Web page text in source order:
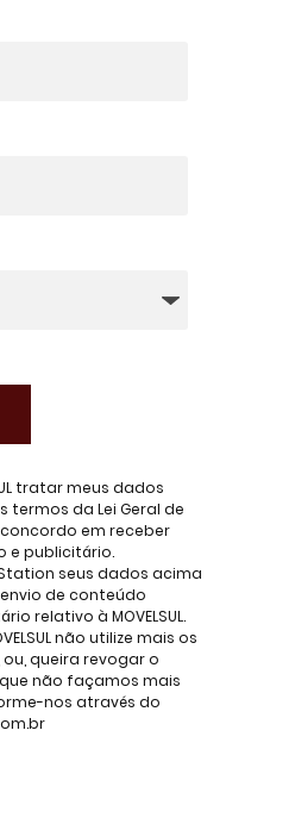
tratar meus dados
da Lei Geral de
em receber
e publicitário.
seus dados acima
de conteúdo
relativo à MOVELSUL.
não utilize mais os
queira revogar o
não façamos mais
nos através do